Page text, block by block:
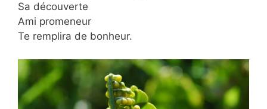
Sa découverte
Ami promeneur
Te remplira de bonheur.